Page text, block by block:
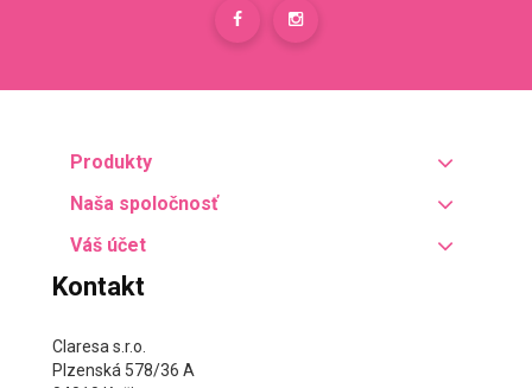
Naša spoločnosť
Váš účet
Kontakt
04010 Košice
Slovensko